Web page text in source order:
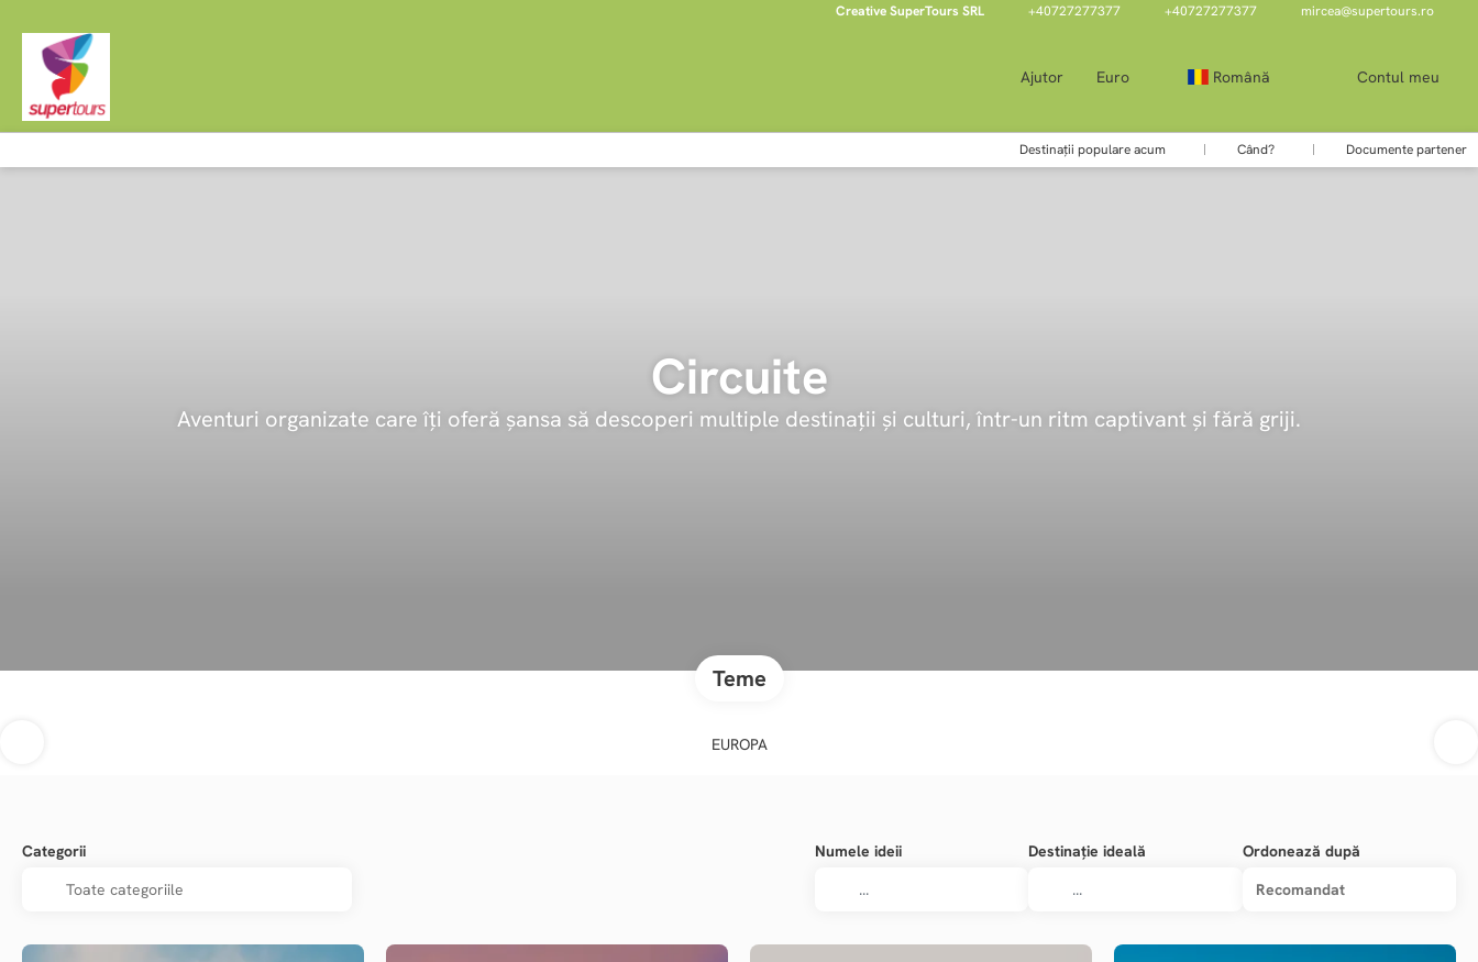
Creative SuperTours SRL +40727277377 +40727277377 mircea@supertours.ro
Ajutor Euro Română Contul meu
Destinații populare acum Când? Documente partener
Circuite
Aventuri organizate care îți oferă șansa să descoperi multiple destinații și culturi, într-un ritm captivant și fără griji.
Teme
EUROPA
Categorii Numele ideii Destinație ideală
Ordonează după
Recomandat